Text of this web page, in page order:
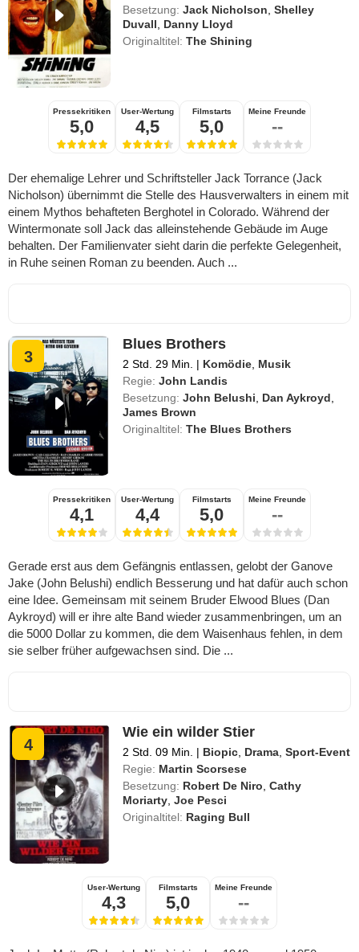
Besetzung: Jack Nicholson ,Shelley
Duvall
Danny Lloyd
Originaltitel:The Shining
Pressekritiken
5,0
User-Wertung
4,5
Filmstarts
5,0
Meine Freunde
--
Der ehemalige Lehrer und Schriftsteller Jack Torrance (Jack
Nicholson) übernimmt die Stelle des Hausverwalters in einem mit
einem Mythos behafteten Berghotel in Colorado. Während der
Wintermonate soll Jack das alleinstehende Gebäude im Auge
behalten. Der Familienvater sieht darin die perfekte Gelegenheit,
in Ruhe seinen Roman zu beenden. Auch ...
3
Blues Brothers
2 Std. 29 Min. | Komödie Musik
Regie: John Landis
Besetzung: John Belushi Dan Aykroyd
James Brown
Originaltitel:The Blues Brothers
Pressekritiken
4,1
User-Wertung
4,4
Filmstarts
5,0
Meine Freunde
--
Gerade erst aus dem Gefängnis entlassen, gelobt der Ganove
Jake (John Belushi) endlich Besserung und hat dafür auch schon
eine Idee. Gemeinsam mit seinem Bruder Elwood Blues (Dan
Aykroyd) will er ihre alte Band wieder zusammenbringen, um an
die 5000 Dollar zu kommen, die dem Waisenhaus fehlen, in dem
sie selber früher aufgewachsen sind. Die ...
4
Wie ein wilder Stier
2 Std. 09 Min. | Biopic Drama ,Sport-Event
Regie: Martin Scorsese
Besetzung: Robert De Niro ,Cathy
Moriarty ,Joe Pesci
Originaltitel: Raging Bull
User-Wertung
4,3
Filmstarts
5,0
Meine Freunde
--